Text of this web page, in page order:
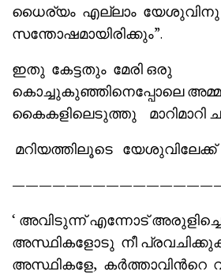
ധൈര്യം എല്ലാം യേശുവിനു
സന്തോഷമായിരിക്കും”.
ഇതു കേട്ടതും മേരി ഒരു
കൊച്ചുകുഞ്ഞിനെപ്പോലെ
കൈകളിലെടുത്തു മാറിമാറി
മറിയത്തിലൂടെ യേശുവിലേക്ക്
‘ അവിടുന്ന് എന്നോട്
അസ്ഥികളോടു നീ
അസ്ഥികളേ, കർത്താവിൻറെ